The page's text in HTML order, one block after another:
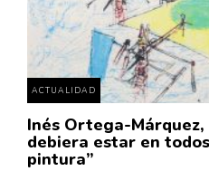
ACTUALIDAD
Inés Ortega-
debiera estar en
pintura”